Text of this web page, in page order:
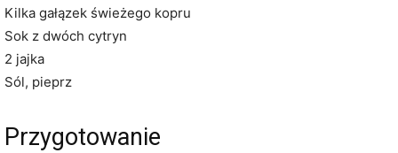
Kilka gałązek świeżego kopru
Sok z dwóch cytryn
2 jajka
Sól, pieprz
Przygotowanie